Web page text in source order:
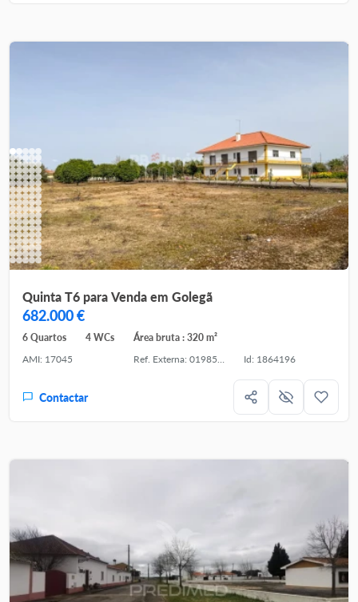
Quinta T6 para Venda em Golegã
682.000 €
6 Quartos 4 WCs
Área bruta : 320 m²
AMI: 17045
Ref. Externa: 01985-26 Id: 1864196
Contactar